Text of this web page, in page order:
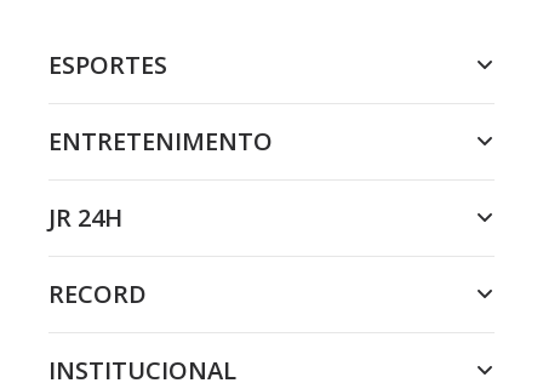
ESPORTES
ENTRETENIMENTO
JR 24H
RECORD
INSTITUCIONAL